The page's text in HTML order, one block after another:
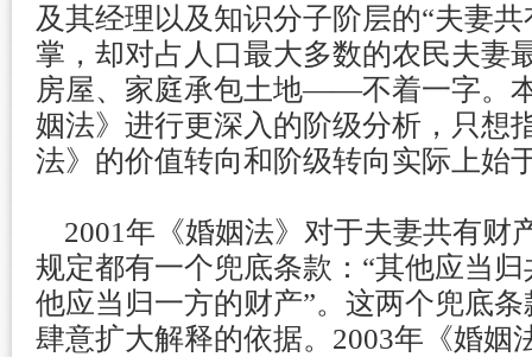
及其经理以及知识分子阶层的“夫妻
掌，却对占人口最大多数的农民夫
房屋、家庭承包土地——不着一字。
姻法》进行更深入的阶级分析，只想
法》的价值转向和阶级转向实际上始
2001年《婚姻法》对于夫妻共有财
规定都有一个兜底条款：“其他应当
他应当归一方的财产”。这两个兜底
肆意扩大解释的依据。2003年《婚姻